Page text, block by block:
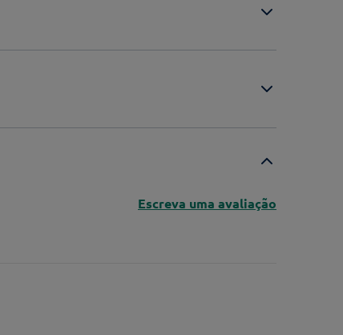
Escreva uma avaliação